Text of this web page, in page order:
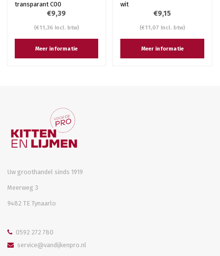
transparant C00
€9,39
(€11,36 Incl. btw)
Meer informatie
wit
€9,15
(€11,07 Incl. btw)
Meer informatie
Uw groothandel sinds 1919
Meerweg 3
9482 TE Tynaarlo
0592 272 780
service@vandijkenpro.nl